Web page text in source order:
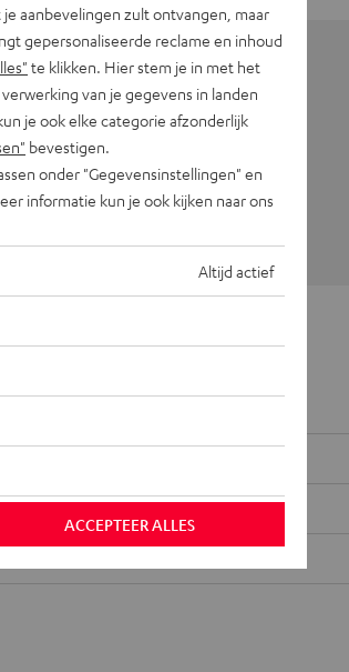
aanbevelingen zult ontvangen, maar
gepersonaliseerde reclame en inhoud
te klikken. Hier stem je in met het
van je gegevens in landen
je ook elke categorie afzonderlijk
bevestigen.
onder "Gegevensinstellingen" en
informatie kun je ook kijken naar ons
Altijd actief
ACCEPTEER ALLES